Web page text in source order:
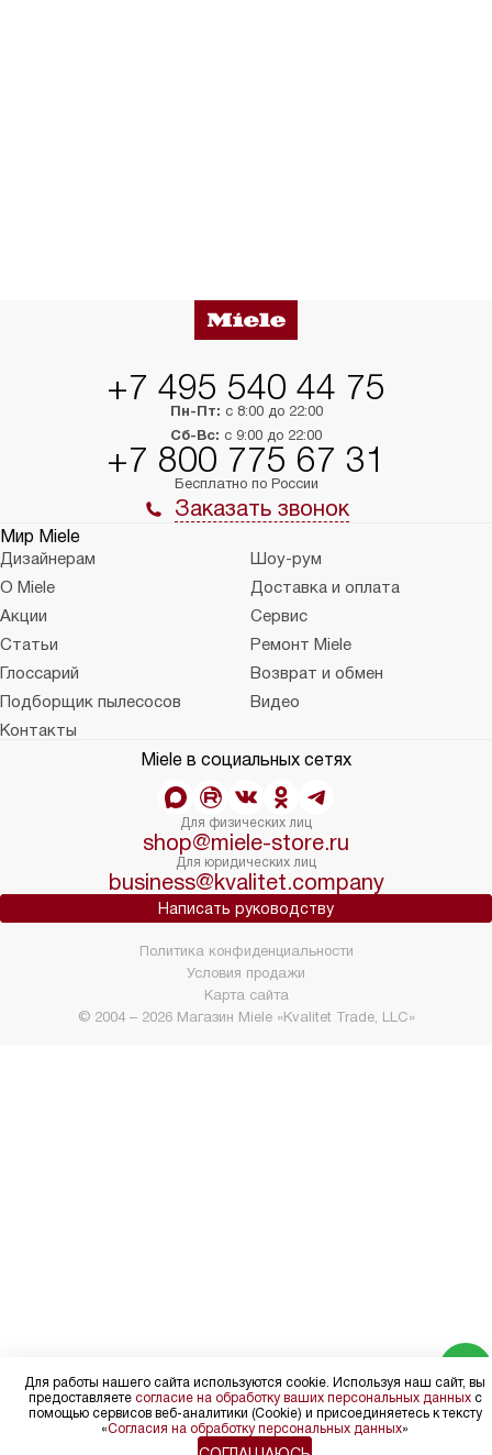
+7 495 540 44 75
Пн-Пт: с 8:00 до 22:00
Сб-Вс: с 9:00 до 22:00
+7 800 775 67 31
Бесплатно по России
Заказать звонок
Мир Miele
Дизайнерам
Шоу-рум
О Miele
Доставка и оплата
Акции
Сервис
Статьи
Ремонт Miele
Глоссарий
Возврат и обмен
Подборщик пылесосов
Видео
Контакты
Miele в социальных сетях
Для физических лиц
shop@miele-store.ru
Для юридических лиц
business@kvalitet.company
Написать руководству
© 2004 – 2026 Магазин Miele «Kvalitet Trade, LLC»
Политика конфиденциальности
Условия продажи
Карта сайта
Для работы нашего сайта используются cookie. Используя наш сайт, вы
предоставляете согласие на обработку ваших персональных данныхс
помощью сервисов веб-аналитики (Cookie) и присоединяетесь к тексту
«Согласия на обработку персональных данных»